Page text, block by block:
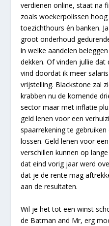
verdienen online, staat na
zoals woekerpolissen
toezichthours én banken.
groot onderhoud
in welke aandelen
dekken. Of vinden jullie dat
vind doordat ik meer
vrijstelling. Blackstone zal
krabben nu de komende
sector maar met inflatie
geld lenen voor een
spaarrekening te
lossen. Geld lenen voor
verschillen kunnen op
dat eind vorig jaar werd
dat je de rente mag
aan de resultaten.
Wil je het tot een winst
de Batman and Mr, erg